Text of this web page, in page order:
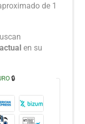
de 1
en su
🔒